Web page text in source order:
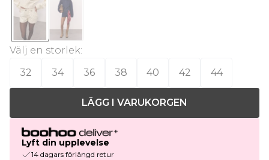
Välj en storlek:
32
34 36 38 40 42 44
LÄGG I VARUKORGEN
Lyft din upplevelse
14 dagars förlängd retur